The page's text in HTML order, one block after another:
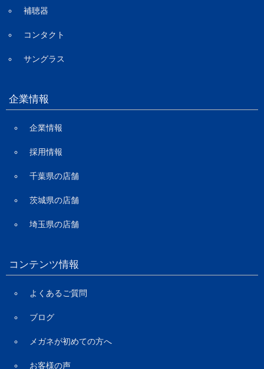
補聴器
コンタクト
サングラス
企業情報
企業情報
採用情報
千葉県の店舗
茨城県の店舗
埼玉県の店舗
コンテンツ情報
よくあるご質問
ブログ
メガネが初めての方へ
お客様の声